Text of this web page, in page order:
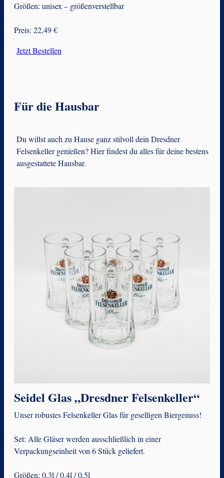
Größen: unisex – größenverstellbar
Preis: 22,49 €
Jetzt Bestellen
Für die Hausbar
Du willst auch zu Hause ganz stilvoll dein Dresdner
Felsenkeller genießen? Hier findest du alles für deine bestens
ausgestattete Hausbar.
Seidel Glas „Dresdner Felsenkeller“
Unser robustes Felsenkeller Glas für geselligen Biergenuss!
Set: Alle Gläser werden ausschließlich in einer
Verpackungseinheit von 6 Stück geliefert.
Größen: 0,3l / 0,4l / 0,5l